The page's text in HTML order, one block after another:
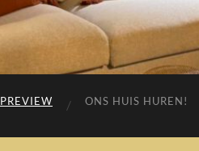
PREVIEW ONS HUIS HUREN!